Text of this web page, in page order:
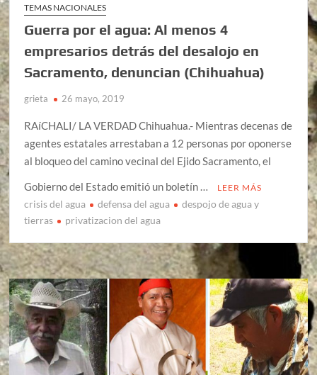
TEMAS NACIONALES
Guerra por el agua: Al menos 4
empresarios detrás del desalojo en
Sacramento, denuncian (Chihuahua)
grieta 26 mayo, 2019
RAíCHALI/ LA VERDAD Chihuahua.- Mientras decenas de
agentes estatales arrestaban a 12 personas por oponerse
al bloqueo del camino vecinal del Ejido Sacramento, el
Gobierno del Estado emitió un boletín …
LEER MÁS
crisis del agua defensa del agua
despojo de agua y
tierras
privatizacion del agua